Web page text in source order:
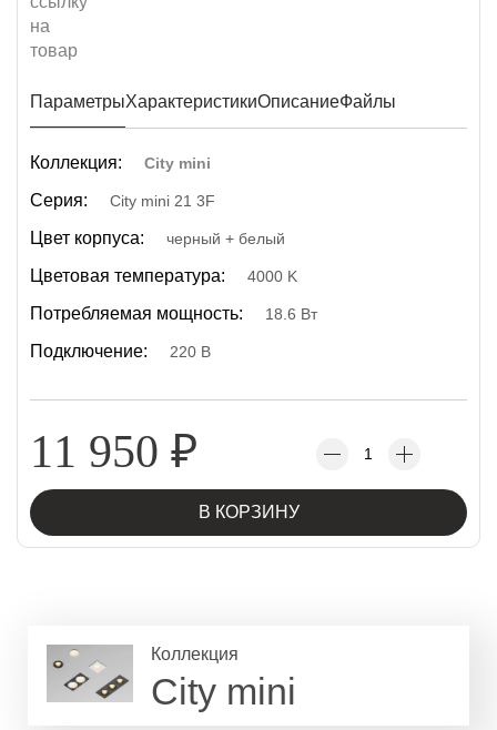
ПараметрыХарактеристикиОписаниеФайлы
Коллекция: City mini
Серия: City mini 21 3F
Цвет корпуса: черный + белый
Цветовая температура: 4000 K
Потребляемая мощность: 18.6 Вт
Подключение: 220 В
11 950 ₽
В КОРЗИНУ
Коллекция
City mini